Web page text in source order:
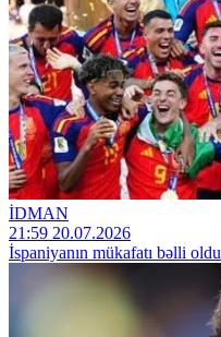
İDMAN
21:59 20.07.2026
İspaniyanın mükafatı bəlli oldu